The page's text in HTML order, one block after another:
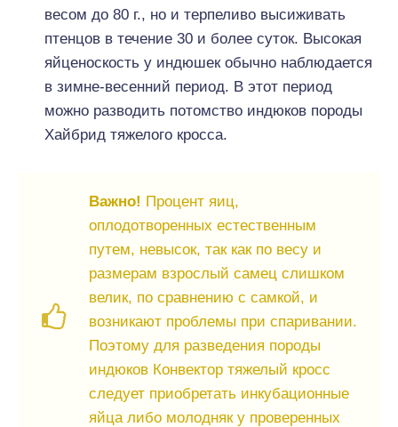
весом до 80 г., но и терпеливо высиживать
птенцов в течение 30 и более суток. Высокая
яйценоскость у индюшек обычно наблюдается
в зимне-весенний период. В этот период
можно разводить потомство индюков породы
Хайбрид тяжелого кросса.
Важно! Процент яиц,
оплодотворенных естественным
путем, невысок, так как по весу и
размерам взрослый самец слишком
велик, по сравнению с самкой, и
возникают проблемы при спаривании.
Поэтому для разведения породы
индюков Конвектор тяжелый кросс
следует приобретать инкубационные
яйца либо молодняк у проверенных